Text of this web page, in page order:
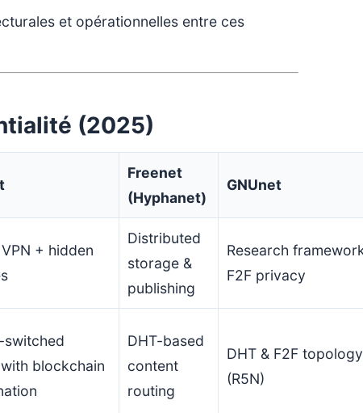
et opérationnelles entre ces
(2025)
Freenet
(Hyphanet)
GNUnet
+ hidden
Distributed
storage &
publishing
Research
F2F privacy
switched
with blockchain
DHT-based
content
routing
DHT & F2F topology
(R5N)